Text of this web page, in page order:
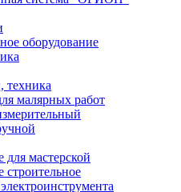
оборудование
техника
малярных работ
для мастерской
строительное